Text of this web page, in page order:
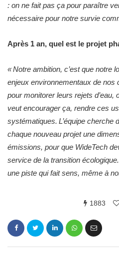
: on ne fait pas ça pour paraître
nécessaire pour notre survie
Après 1 an, quel est le projet
« Notre ambition, c’est que notre
enjeux environnementaux de nos
pour monitorer leurs rejets d’eau,
veut encourager ça, rendre ces
systématiques. L’équipe cherche
chaque nouveau projet une
émissions, pour que WideTech
service de la transition
une piste qui fait sens, même à
1883